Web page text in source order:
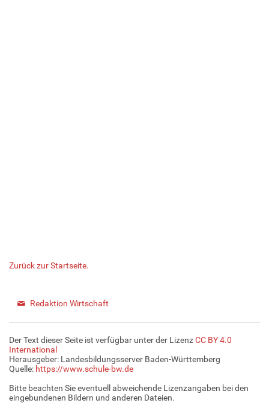
Zurück zur Startseite.
Redaktion Wirtschaft
Der Text dieser Seite ist verfügbar unter der LizenzCC BY 4.0
International
Herausgeber: Landesbildungsserver Baden-Württemberg
Quelle: https://www.schule-bw.de
Bitte beachten Sie eventuell abweichende Lizenzangaben bei den
eingebundenen Bildern und anderen Dateien.